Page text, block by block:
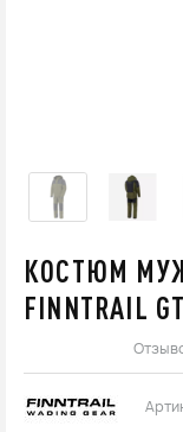
КОСТЮМ
FINNTRAIL